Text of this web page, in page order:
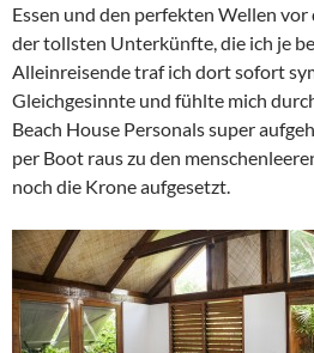
Essen und den perfekten Wellen
der tollsten Unterkünfte, die ich je
Alleinreisende traf ich dort sofort
Gleichgesinnte und fühlte mich
Beach House Personals super
per Boot raus zu den
noch die Krone aufgesetzt.